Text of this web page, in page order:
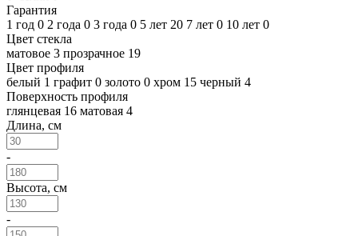
Гарантия
1 год 0 2 года 0 3 года 0 5 лет 20 7 лет 0 10 лет 0
Цвет стекла
матовое 3 прозрачное 19
Цвет профиля
белый 1 графит 0 золото 0 хром 15 черный 4
Поверхность профиля
глянцевая 16 матовая 4
Длина, см
-
Высота, см
-